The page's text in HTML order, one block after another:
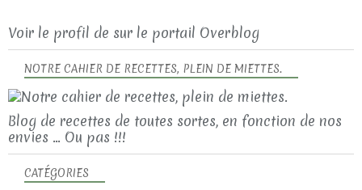
NOTRE CAHIER DE RECETTES, PLEIN DE MIETTES.
Blog de recettes de toutes sortes, en fonction de nos
envies ... Ou pas !!!
Voir le profil de sur le portail Overblog
CATÉGORIES